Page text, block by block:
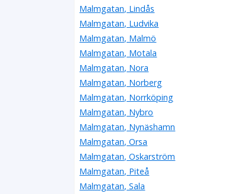
Malmgatan, Lindås
Malmgatan, Ludvika
Malmgatan, Malmö
Malmgatan, Motala
Malmgatan, Nora
Malmgatan, Norberg
Malmgatan, Norrköping
Malmgatan, Nybro
Malmgatan, Nynäshamn
Malmgatan, Orsa
Malmgatan, Oskarström
Malmgatan, Piteå
Malmgatan, Sala